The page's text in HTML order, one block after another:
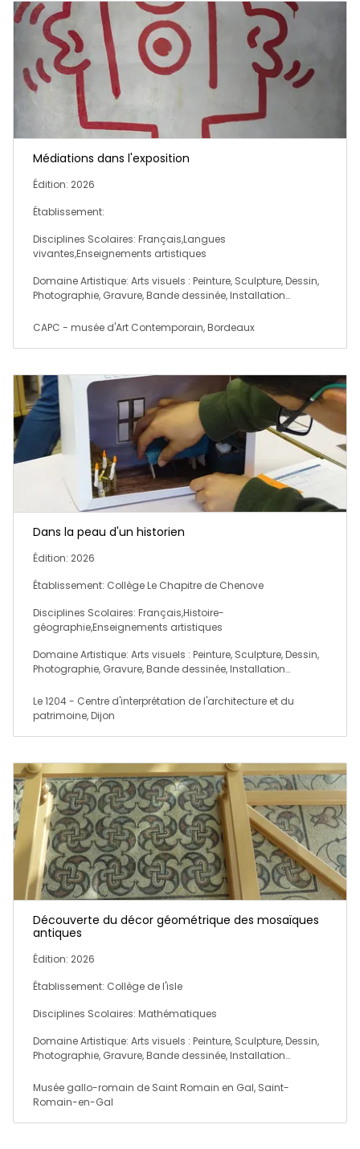
Médiations dans l'exposition
Édition: 2026
Établissement:
Disciplines Scolaires: Français,Langues
vivantes,Enseignements artistiques
Domaine Artistique: Arts visuels : Peinture, Sculpture, Dessin,
Photographie, Gravure, Bande dessinée, Installation…
CAPC - musée d'Art Contemporain, Bordeaux
Dans la peau d'un historien
Édition: 2026
Établissement: Collège Le Chapitre de Chenove
Disciplines Scolaires: Français,Histoire-
géographie,Enseignements artistiques
Domaine Artistique: Arts visuels : Peinture, Sculpture, Dessin,
Photographie, Gravure, Bande dessinée, Installation…
Le 1204 - Centre d'interprétation de l'architecture et du
patrimoine, Dijon
Découverte du décor géométrique des mosaïques
antiques
Édition: 2026
Établissement: Collège de l'isle
Disciplines Scolaires: Mathématiques
Domaine Artistique: Arts visuels : Peinture, Sculpture, Dessin,
Photographie, Gravure, Bande dessinée, Installation…
Musée gallo-romain de Saint Romain en Gal, Saint-
Romain-en-Gal